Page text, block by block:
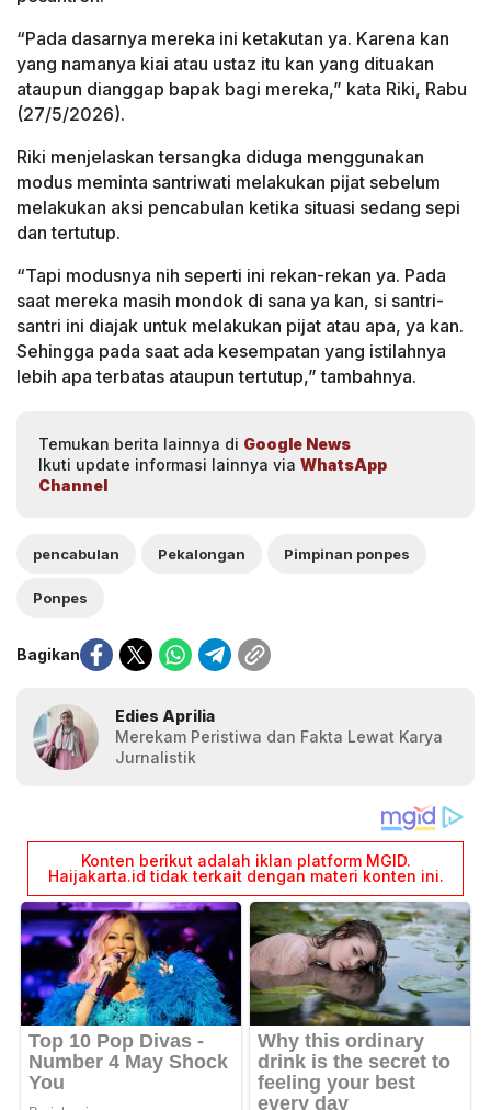
“Pada dasarnya mereka ini ketakutan ya. Karena kan
yang namanya kiai atau ustaz itu kan yang dituakan
ataupun dianggap bapak bagi mereka,” kata Riki, Rabu
(27/5/2026).
Riki menjelaskan tersangka diduga menggunakan
modus meminta santriwati melakukan pijat sebelum
melakukan aksi pencabulan ketika situasi sedang sepi
dan tertutup.
“Tapi modusnya nih seperti ini rekan-rekan ya. Pada
saat mereka masih mondok di sana ya kan, si santri-
santri ini diajak untuk melakukan pijat atau apa, ya kan.
Sehingga pada saat ada kesempatan yang istilahnya
lebih apa terbatas ataupun tertutup,” tambahnya.
Temukan berita lainnya di Google News
Ikuti update informasi lainnya via WhatsApp
Channel
pencabulan Pekalongan Pimpinan ponpes
Ponpes
Bagikan
Edies Aprilia
Merekam Peristiwa dan Fakta Lewat Karya
Jurnalistik